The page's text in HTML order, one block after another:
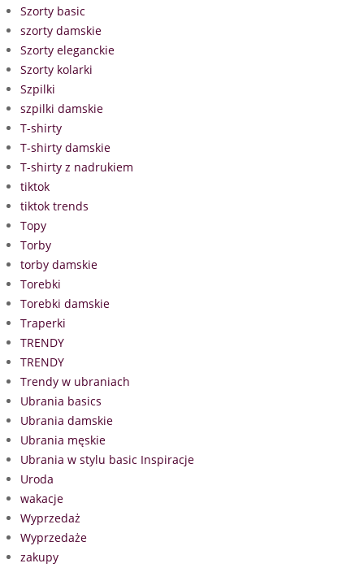
Szorty basic
szorty damskie
Szorty eleganckie
Szorty kolarki
Szpilki
szpilki damskie
T-shirty
T-shirty damskie
T-shirty z nadrukiem
tiktok
tiktok trends
Topy
Torby
torby damskie
Torebki
Torebki damskie
Traperki
TRENDY
TRENDY
Trendy w ubraniach
Ubrania basics
Ubrania damskie
Ubrania męskie
Ubrania w stylu basic Inspiracje
Uroda
wakacje
Wyprzedaż
Wyprzedaże
zakupy